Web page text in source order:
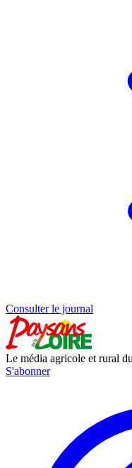
Consulter le journal
Le média agricole et rural
S'abonner